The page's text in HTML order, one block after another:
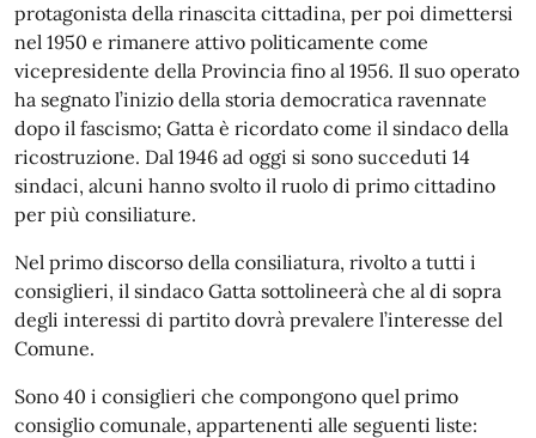
protagonista della rinascita cittadina, per poi dimettersi
nel 1950 e rimanere attivo politicamente come
vicepresidente della Provincia fino al 1956. Il suo operato
ha segnato l’inizio della storia democratica ravennate
dopo il fascismo; Gatta è ricordato come il sindaco della
ricostruzione. Dal 1946 ad oggi si sono succeduti 14
sindaci, alcuni hanno svolto il ruolo di primo cittadino
per più consiliature.
Nel primo discorso della consiliatura, rivolto a tutti i
consiglieri, il sindaco Gatta sottolineerà che al di sopra
degli interessi di partito dovrà prevalere l’interesse del
Comune.
Sono 40 i consiglieri che compongono quel primo
consiglio comunale, appartenenti alle seguenti liste: